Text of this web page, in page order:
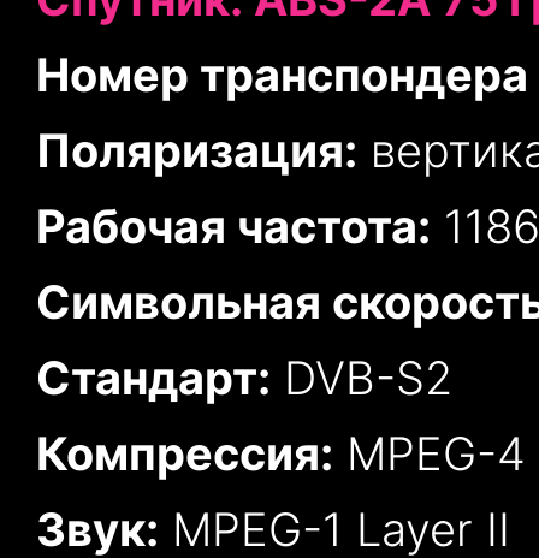
Номер транспондера
Поляризация:
Рабочая частота:
Символьная
Стандарт: DVB-S2
Компрессия: MPEG-4
Звук: MPEG-1 Layer II